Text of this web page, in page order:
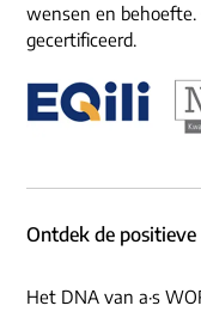
wensen en behoefte.
gecertificeerd.
Ontdek de
Het DNA van a·s